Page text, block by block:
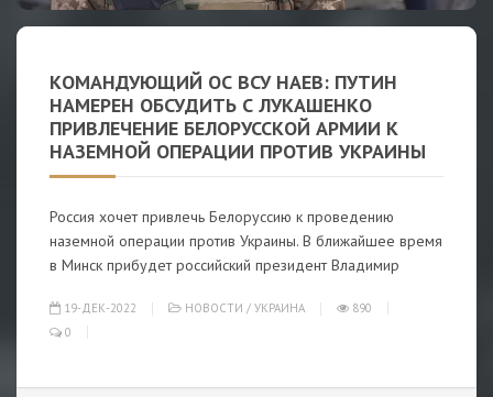
КОМАНДУЮЩИЙ ОС ВСУ НАЕВ: ПУТИН
НАМЕРЕН ОБСУДИТЬ С ЛУКАШЕНКО
ПРИВЛЕЧЕНИЕ БЕЛОРУССКОЙ АРМИИ К
НАЗЕМНОЙ ОПЕРАЦИИ ПРОТИВ УКРАИНЫ
Россия хочет привлечь Белоруссию к проведению
наземной операции против Украины. В ближайшее время
в Минск прибудет российский президент Владимир
19-ДЕК-2022 НОВОСТИ / УКРАИНА
890
0